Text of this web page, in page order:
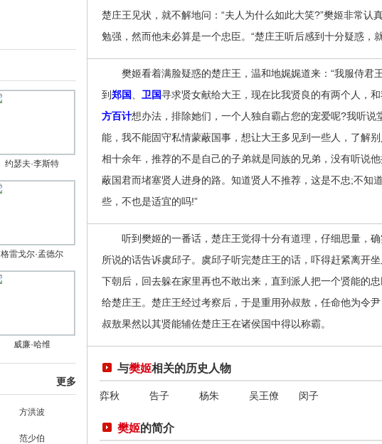
约瑟夫·李斯特
格雷戈尔·孟德尔
威廉·哈维
更多
方洪波
范少伯
楚庄王见状，就不解地问：“夫人为什么如此大笑?”樊姬非常认
勉强，然而他未必算是一个忠臣。“楚庄王听后感到十分疑惑，
樊姬看着满脸疑惑的楚庄王，温和地娓娓道来：“我服侍君
到郑国 卫国寻求贤女献给大王，现在比我贤良的有两个人，
方百计想办法，排除她们，一个人独自霸占您的宠爱呢?我听
能，我不能固守私情蒙蔽国事，想让大王多见到一些人，了解
相十余年，推荐的不是自己的子弟就是同族的兄弟，没有听说
蔽国君而堵塞贤人进身的路。知道贤人不推荐，这是不忠;不知
些，不也是适宜的吗!”
听到樊姬的一番话，楚庄王觉得十分有道理，仔细思量，确
所说的话告诉虞邱子。虞邱子听完楚庄王的话，吓得赶紧离开
下朝后，回去躲在家里再也不敢出来，直到派人把一个贤能的
给楚庄王。楚庄王经过考察后，于是重用孙叔敖，任命他为令
叔敖果然以其贤能辅佐楚庄王在诸侯国中得以称霸。
与樊姬相关的历史人物
弈秋 告子 杨朱 吴王僚 闵子
樊姬的简介